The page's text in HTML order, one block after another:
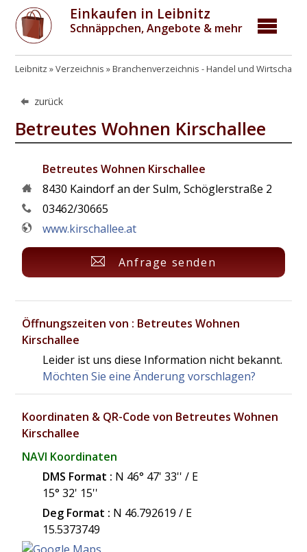
Einkaufen in Leibnitz
Schnäppchen, Angebote & mehr
Leibnitz Verzeichnis Branchenverzeichnis - Handel und Wirtschaft
zurück
Betreutes Wohnen Kirschallee
Betreutes Wohnen Kirschallee
8430 Kaindorf an der Sulm,Schöglerstraße 2
03462/30665
www.kirschallee.at
Anfrage senden
Öffnungszeiten von : Betreutes Wohnen
Kirschallee
Leider ist uns diese Information nicht bekannt.
Möchten Sie eine Änderung vorschlagen?
Koordinaten & QR-Code von Betreutes Wohnen
Kirschallee
NAVI Koordinaten
DMS Format : N 46° 47' 33'' / E
15° 32' 15''
Deg Format : N 46.792619 / E
15.5373749